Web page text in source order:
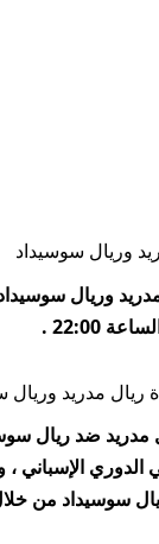
وريال سوسيداد
22:00 .
ريال مدريد
مدريد ضد ريال
2023-01-29 في الدوري
سوسيداد من